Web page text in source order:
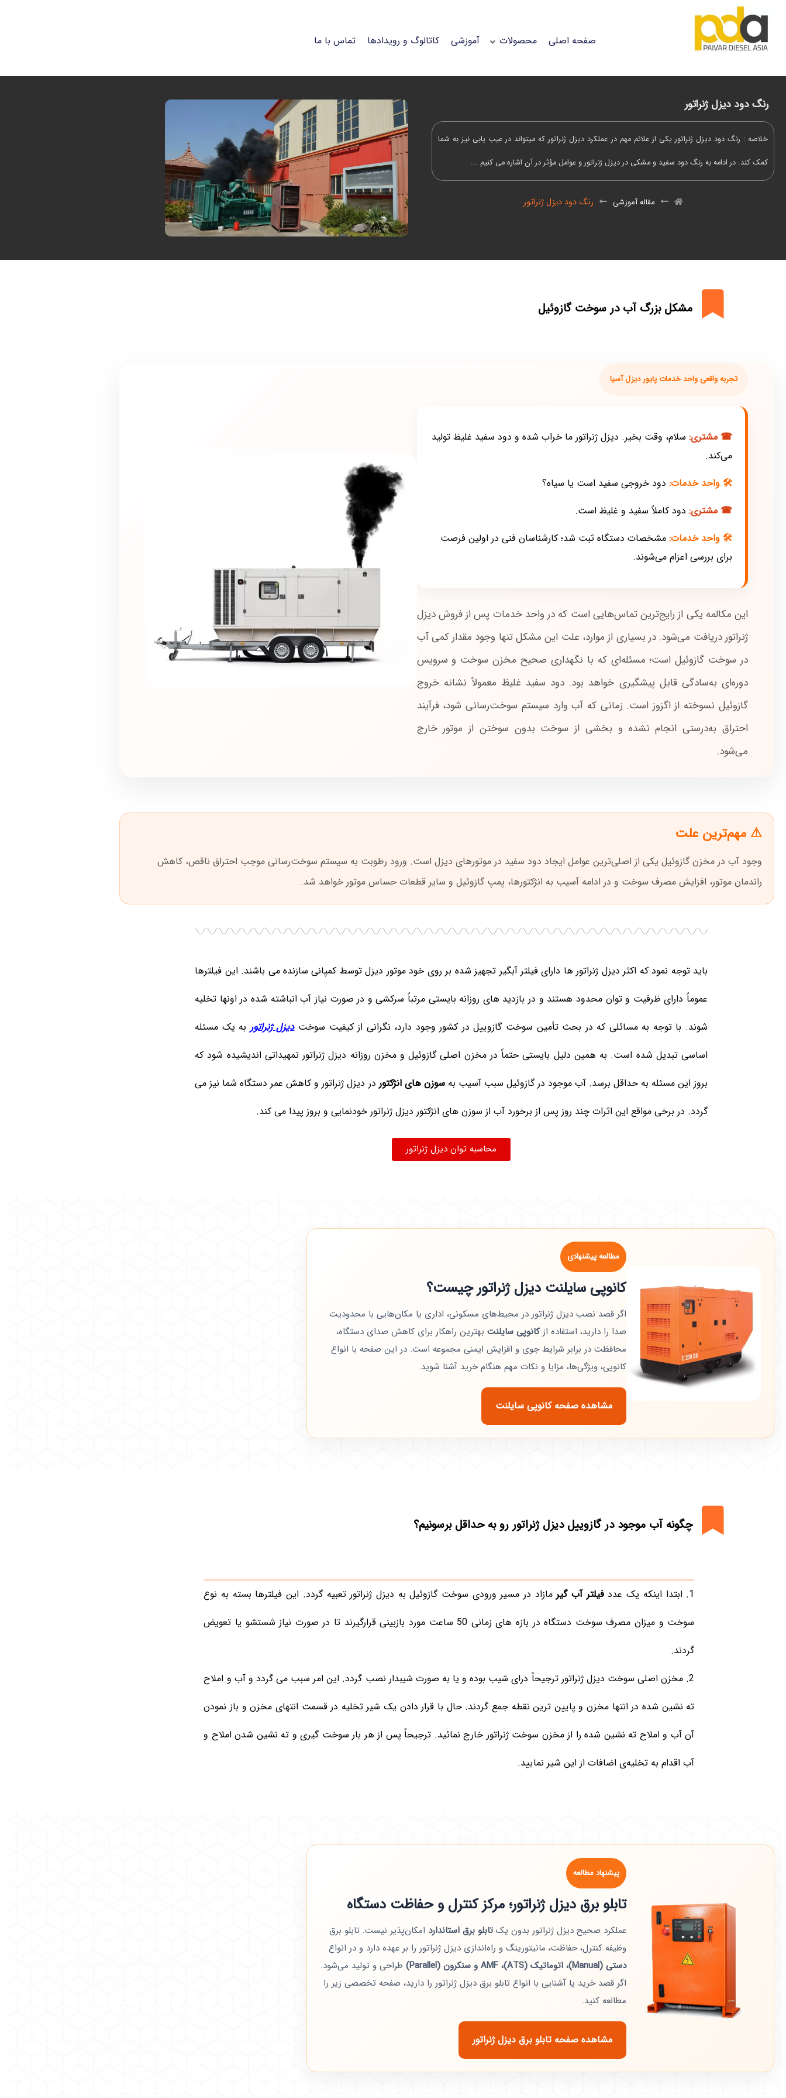
صفحه اصلی محصولات آموزشی کاتالوگ و رویدادها تماس با ما
رنگ دود دیزل ژنراتور
خلاصه : رنگ دود دیزل ژنراتور یکی از علائم مهم در عملکرد دیزل ژنراتور که میتواند در عیب یابی نیز به شما
کمک کند. در ادامه به رنگ دود سفید و مشکی در دیزل ژنراتور و عوامل مؤثر در آن اشاره می کنیم ...
مقاله آموزشی رنگ دود دیزل ژنراتور
مشکل بزرگ آب در سوخت گازوئیل
تجربه واقعی واحد خدمات پایور دیزل آسیا
☎ مشتری: سلام، وقت بخیر. دیزل ژنراتور ما خراب شده و دود سفید غلیظ تولید
می‌کند.
🛠 واحد خدمات: دود خروجی سفید است یا سیاه؟
☎ مشتری: دود کاملاً سفید و غلیظ است.
🛠 واحد خدمات: مشخصات دستگاه ثبت شد؛ کارشناسان فنی در اولین فرصت
برای بررسی اعزام می‌شوند.
این مکالمه یکی از رایج‌ترین تماس‌هایی است که در واحد خدمات پس از فروش دیزل
ژنراتور دریافت می‌شود. در بسیاری از موارد، علت این مشکل تنها وجود مقدار کمی آب
در سوخت گازوئیل است؛ مسئله‌ای که با نگهداری صحیح مخزن سوخت و سرویس
دوره‌ای به‌سادگی قابل پیشگیری خواهد بود. دود سفید غلیظ معمولاً نشانه خروج
گازوئیل نسوخته از اگزوز است. زمانی که آب وارد سیستم سوخت‌رسانی شود، فرآیند
احتراق به‌درستی انجام نشده و بخشی از سوخت بدون سوختن از موتور خارج
می‌شود.
⚠ مهم‌ترین علت
وجود آب در مخزن گازوئیل یکی از اصلی‌ترین عوامل ایجاد دود سفید در موتورهای دیزل است. ورود رطوبت به سیستم سوخت‌رسانی موجب احتراق ناقص، کاهش
راندمان موتور، افزایش مصرف سوخت و در ادامه آسیب به انژکتورها، پمپ گازوئیل و سایر قطعات حساس موتور خواهد شد.
باید توجه نمود که اکثر دیزل ژنراتور ها دارای فیلتر آبگیر تجهیز شده بر روی خود موتور دیزل توسط کمپانی سازنده می باشند. این فیلترها
عموماً دارای ظرفیت و توان محدود هستند و در بازدید های روزانه بایستی مرتباً سرکشی و در صورت نیاز آب انباشته شده در اونها تخلیه
شوند. با توجه به مسائلی که در بحث تأمین سوخت گازوییل در کشور وجود دارد، نگرانی از کیفیت سوختدیزل ژنراتوربه یک مسئله
اساسی تبدیل شده است. به همین دلیل بایستی حتماً در مخزن اصلی گازوئیل و مخزن روزانه دیزل ژنراتور تمهیداتی اندیشیده شود که
بروز این مسئله به حداقل برسد. آب موجود در گازوئیل سبب آسیب بهسوزن های انژکتوردر دیزل ژنراتور و کاهش عمر دستگاه شما نیز می
گردد. در برخی مواقع این اثرات چند روز پس از برخورد آب از سوزن های انژکتور دیزل ژنراتور خودنمایی و بروز پیدا می کند.
محاسبه توان دیزل ژنراتور
مطالعه پیشنهادی
کانوپی سایلنت دیزل ژنراتور چیست؟
اگر قصد نصب دیزل ژنراتور در محیط‌های مسکونی، اداری یا مکان‌هایی با محدودیت
صدا را دارید، استفاده ازکانوپی سایلنت بهترین راهکار برای کاهش صدای دستگاه،
محافظت در برابر شرایط جوی و افزایش ایمنی مجموعه است. در این صفحه با انواع
کانوپی، ویژگی‌ها، مزایا و نکات مهم هنگام خرید آشنا شوید.
مشاهده صفحه کانوپی سایلنت
چگونه آب موجود در گازوییل دیزل ژنراتور رو به حداقل برسونیم؟
ابتدا اینکه یک عددفیلتر آب گیرمازاد در مسیر ورودی سوخت گازوئیل به دیزل ژنراتور تعبیه گردد. این فیلترها بسته به نوع
سوخت و میزان مصرف سوخت دستگاه در بازه های زمانی 50 ساعت مورد بازبینی قرارگیرند تا در صورت نیاز شستشو یا تعویض
گردند.
مخزن اصلی سوخت دیزل ژنراتور ترجیحاً درای شیب بوده و یا به صورت شیبدار نصب گردد. این امر سبب می گردد و آب و املاح
ته نشین شده در انتها مخزن و پایین ترین نقطه جمع گردند. حال با قرار دادن یک شیر تخلیه در قسمت انتهای مخزن و باز نمودن
آن آب و املاح ته نشین شده را از مخزن سوخت ژنراتور خارج نمائید. ترجیحاً پس از هر بار سوخت گیری و ته نشین شدن املاح و
آب اقدام به تخلیه‌ی اضافات از این شیر نمایید.
پیشنهاد مطالعه
تابلو برق دیزل ژنراتور؛ مرکز کنترل و حفاظت دستگاه
عملکرد صحیح دیزل ژنراتور بدون یک تابلو برق استاندارد امکان‌پذیر نیست. تابلو برق
وظیفه کنترل، حفاظت، مانیتورینگ و راه‌اندازی دیزل ژنراتور را بر عهده دارد و در انواع
دستی (Manual)، اتوماتیک (ATS)، AMF و سنکرون (Parallel)
طراحی و تولید می‌شود.
اگر قصد خرید یا آشنایی با انواع تابلو برق دیزل ژنراتور را دارید، صفحه تخصصی زیر را
مطالعه کنید.
مشاهده صفحه تابلو برق دیزل ژنراتور